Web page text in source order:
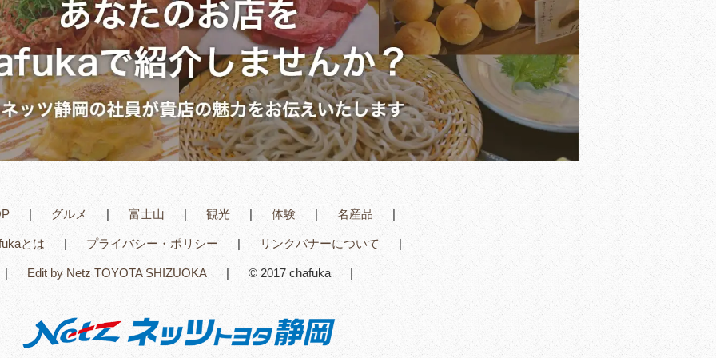
グルメ 富士山 観光 体験 名産品
とは プライバシー・ポリシー リンクバナーについて
Edit by Netz TOYOTA SHIZUOKA © 2017 chafuka